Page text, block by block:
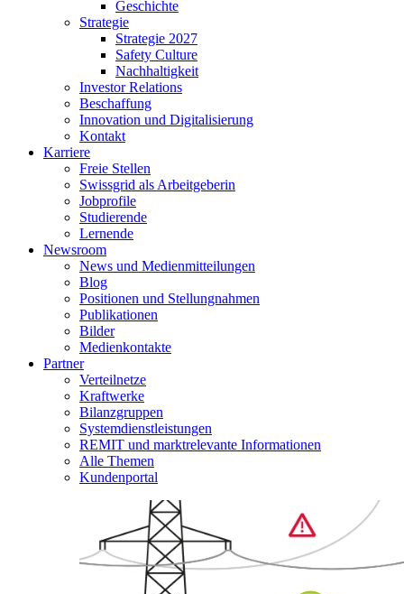
Geschichte
Strategie
Strategie 2027
Safety Culture
Nachhaltigkeit
Investor Relations
Beschaffung
Innovation und Digitalisierung
Kontakt
Karriere
Freie Stellen
Swissgrid als Arbeitgeberin
Jobprofile
Studierende
Lernende
Newsroom
News und Medienmitteilungen
Blog
Positionen und Stellungnahmen
Publikationen
Bilder
Medienkontakte
Partner
Verteilnetze
Kraftwerke
Bilanzgruppen
Systemdienstleistungen
REMIT und marktrelevante Informationen
Alle Themen
Kundenportal